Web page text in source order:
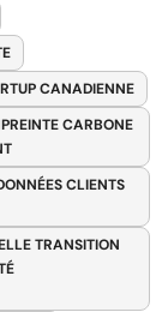
CANADIENNE
CARBONE
CLIENTS
TRANSITION